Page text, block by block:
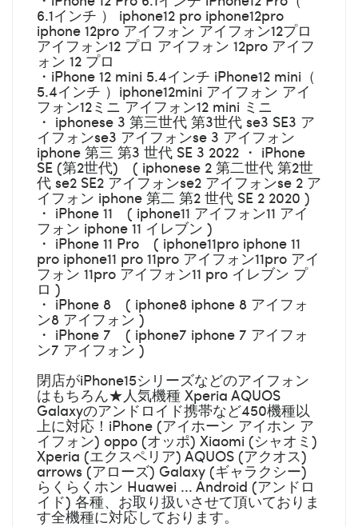
6.1インチ ） iphone12 pro iphone12pro
iphone 12pro アイフォン アイフォン12プロ
アイフォン12 プロ アイフォン 12pro アイフ
ォン 12 プロ
・iPhone 12 mini 5.4インチ iPhone12 mini（
5.4インチ ）iphone12mini アイフォン アイ
フォン12ミニ アイフォン12 mini ミニ
・ iphonese 3 第三世代 第3世代 se3 SE3 ア
イフォンse3 アイフォンse 3 アイフォン
iphone 第三 第3 世代 SE 3 2022 ・ iPhone
SE (第2世代) ( iphonese 2 第二世代 第2世
代 se2 SE2 アイフォンse2 アイフォンse 2 ア
イフォン iphone 第二 第2 世代 SE 2 2020 )
・ iPhone 11 ( iphone11 アイフォン11 アイ
フォン iphone 11 イレブン )
・ iPhone 11 Pro ( iphone11pro iphone 11
pro iphone11 pro 11pro アイフォン11pro アイ
フォン 11pro アイフォン11 pro イレブン プ
ロ )
・ iPhone 8 ( iphone8 iphone 8 アイフォ
ン8 アイフォン )
・ iPhone 7 ( iphone7 iphone 7 アイフォ
ン7 アイフォン )
閉店がiPhone15シリーズなどのアイフォン
はもちろん★人気機種 Xperia AQUOS
Galaxyのアンドロイド携帯など450機種以
上に対応！iPhone (アイホーン アイホン ア
イフォン) oppo (オッポ) Xiaomi (シャオミ)
Xperia (エクスペリア) AQUOS (アクオス)
arrows (アローズ) Galaxy (ギャラクシー)
らくらくホン Huawei ... Android (アンドロ
イド) 各種、お取り扱いさせて頂いておりま
す全機種に対応しております。